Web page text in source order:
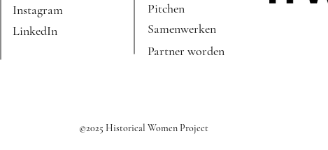
Pitchen
Samenwerken
Instagram
LinkedIn
Partner worden
©2025 Historical Women Project